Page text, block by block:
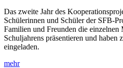
Das zweite Jahr des
Schülerinnen und Schüler der SFB-
Familien und Freunden die einzelnen
Schuljahrens präsentieren und haben
eingeladen.
mehr